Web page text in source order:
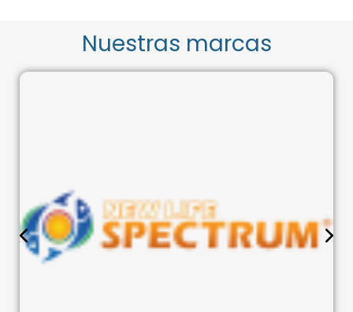
Nuestras marcas